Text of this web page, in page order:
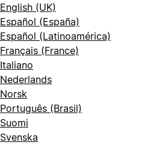
English (UK)
Español (España)
Español (Latinoamérica)
Français (France)
Italiano
Nederlands
Norsk
Português (Brasil)
Suomi
Svenska